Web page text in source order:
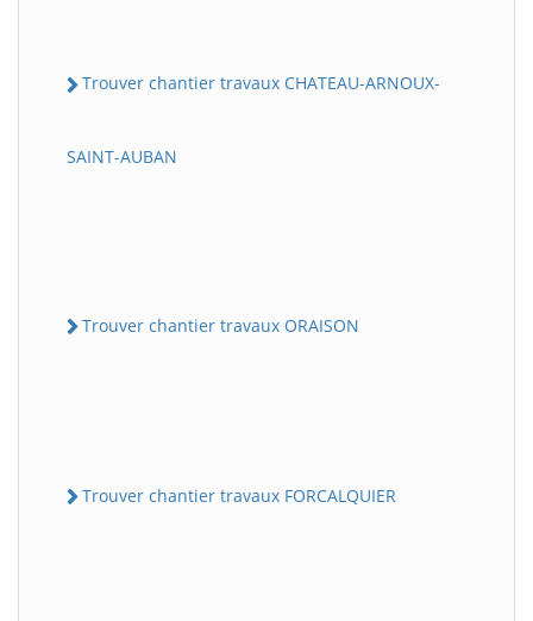
Trouver chantier travaux CHATEAU-ARNOUX-
SAINT-AUBAN
Trouver chantier travaux ORAISON
Trouver chantier travaux FORCALQUIER